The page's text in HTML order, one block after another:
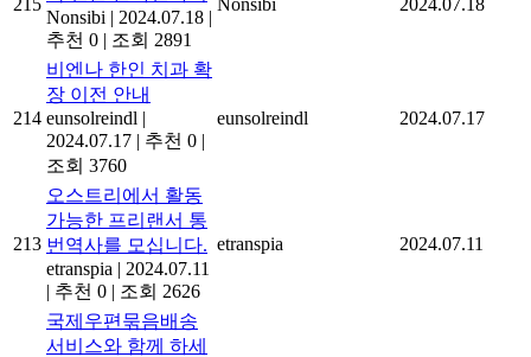
Nonsibi | 2024.07.18 |
추천 0 | 조회 2891
214
비엔나 한인 치과 확
장 이전 안내
eunsolreindl |
2024.07.17 | 추천 0 |
조회 3760
eunsolreindl 2024.07.17
213
오스트리에서 활동
가능한 프리랜서 통
번역사를 모십니다.
etranspia | 2024.07.11
| 추천 0 | 조회 2626
etranspia 2024.07.11
국제우편묶음배송
서비스와 함께 하세